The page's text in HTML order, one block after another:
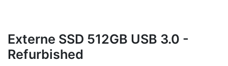
Externe SSD 512GB USB 3.0 -
Refurbished